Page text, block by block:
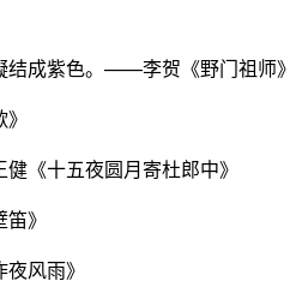
结成紫色。——李贺《野门祖师》
《十五夜圆月寄杜郎中》
》
风雨》